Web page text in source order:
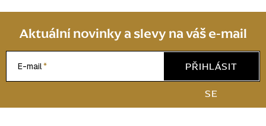
Aktuální novinky a slevy na váš e-mail
E-mail
PŘIHLÁSIT
SE